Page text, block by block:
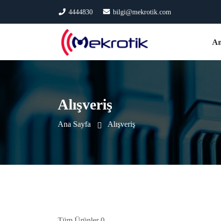
4444830 bilgi@mekrotik.com
Alışveriş
Ana Sayfa Alışveriş